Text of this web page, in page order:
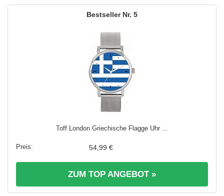
5
Toff London Griechische Flagge Uhr ...
54,99 €
ZUM TOP ANGEBOT »